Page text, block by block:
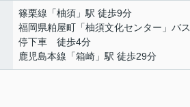
篠栗線 「柚須 」駅 徒歩9分
福岡県粕屋町「柚須文化センター」バス
停下車 徒歩4分
鹿児島本線 「箱崎 」駅 徒歩29分